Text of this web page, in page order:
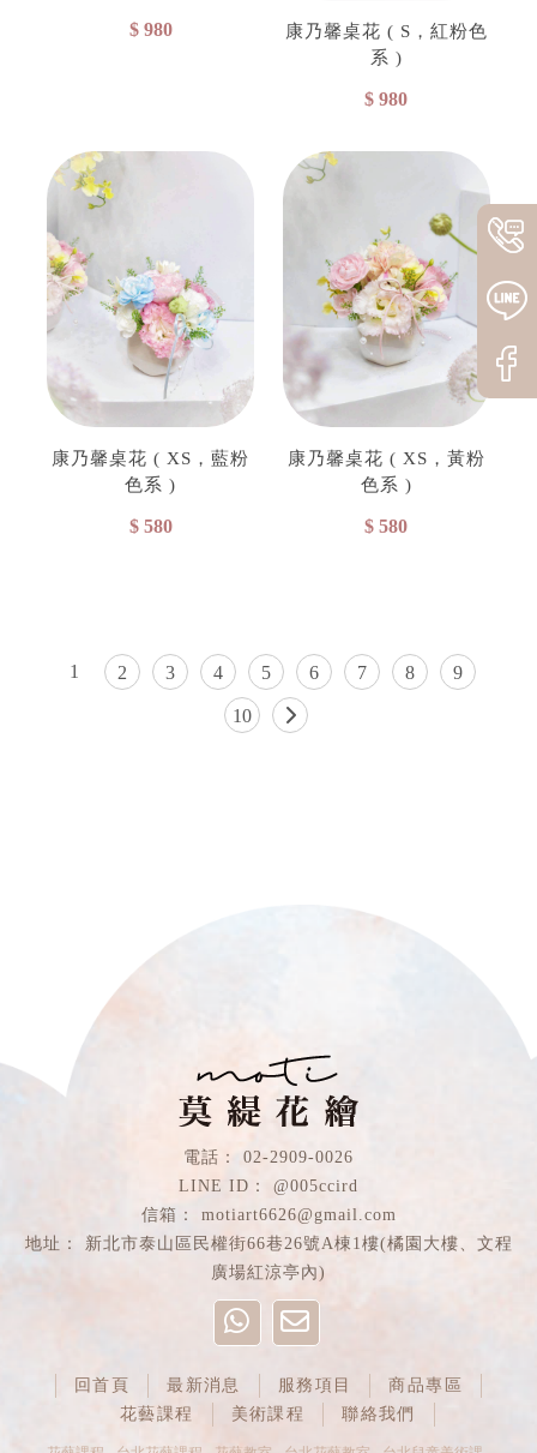
$ 980
康乃馨桌花 ( S，紅粉色
系 )
$ 980
康乃馨桌花 ( XS，藍粉
色系 )
$ 580
康乃馨桌花 ( XS，黃粉
色系 )
$ 580
1 2 3 4 5 6 7 8 9
10
02-2909-0026
@005ccird
motiart6626@gmail.com
新北市泰山區民權街66巷26號A棟1樓(橘園大樓、文程
廣場紅涼亭內)
回首頁 最新消息 服務項目
商品專區
花藝課程
美術課程 聯絡我們